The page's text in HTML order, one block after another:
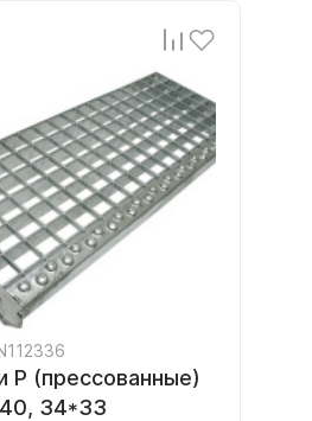
P (прессованные)
34*33